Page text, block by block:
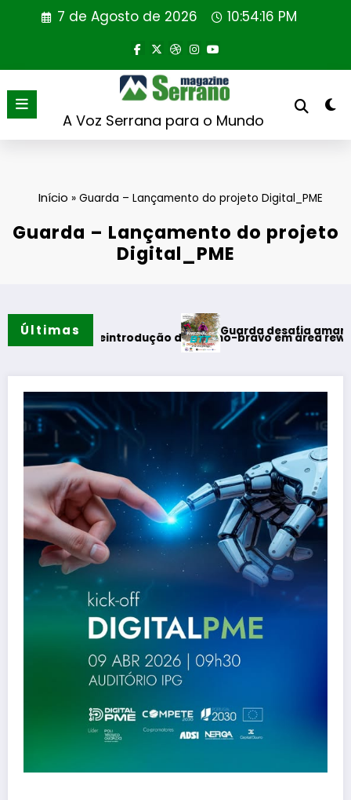
7 de Agosto de 2026 10:54:17 PM
A Voz Serrana para o Mundo
Início »Guarda – Lançamento do projeto Digital_PME
Guarda – Lançamento do projeto
Digital_PME
Últimas
reintrodução de coelho-bravo em área rewilding
Guarda desafia amantes do BTT na